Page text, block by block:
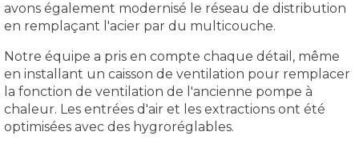
avons également modernisé le réseau de distribution
en remplaçant l'acier par du multicouche.
Notre équipe a pris en compte chaque détail, même
en installant un caisson de ventilation pour remplacer
la fonction de ventilation de l'ancienne pompe à
chaleur. Les entrées d'air et les extractions ont été
optimisées avec des hygroréglables.